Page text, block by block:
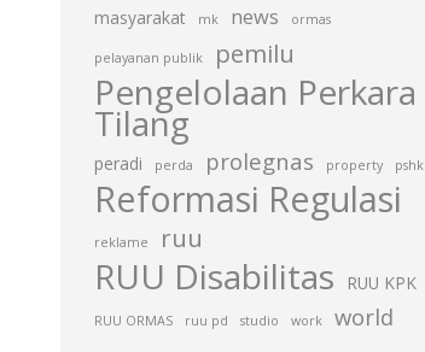
masyarakat mk news ormas
pelayanan publik pemilu
Pengelolaan Perkara
Tilang
peradi perda prolegnas property pshk
Reformasi Regulasi
reklame ruu
RUU Disabilitas RUU KPK
RUU ORMAS ruu pd studio work world